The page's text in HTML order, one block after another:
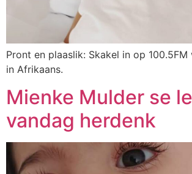
Pront en plaaslik: Skakel in op 100.5FM
in Afrikaans.
Mienke Mulder se
vandag herdenk